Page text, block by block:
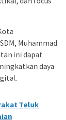
Muhammad
ini dapat
daya
Teluk